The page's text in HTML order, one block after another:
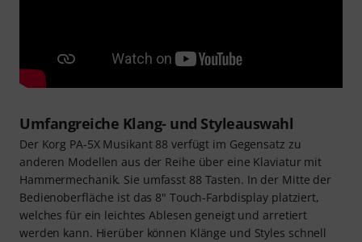
Umfangreiche Klang- und Styleauswahl
Der Korg PA-5X Musikant 88 verfügt im Gegensatz zu
anderen Modellen aus der Reihe über eine Klaviatur mit
Hammermechanik. Sie umfasst 88 Tasten. In der Mitte der
Bedienoberfläche ist das 8" Touch-Farbdisplay platziert,
welches für ein leichtes Ablesen geneigt und arretiert
werden kann. Hierüber können Klänge und Styles schnell